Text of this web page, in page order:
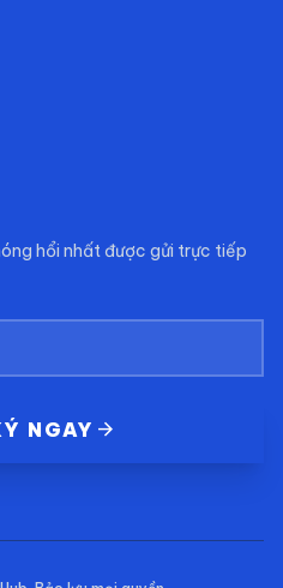
hổi nhất được gửi trực tiếp
NGAY arrow_forward